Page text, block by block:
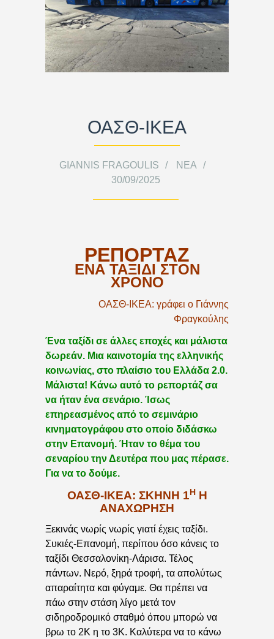
ΟΑΣΘ-ΙΚΕΑ
GIANNIS FRAGOULIS
ΝΈΑ
30/09/2025
ΡΕΠΟΡΤΑΖ
ΕΝΑ ΤΑΞΙΔΙ ΣΤΟΝ
ΧΡΟΝΟ
ΟΑΣΘ-ΙΚΕΑ: γράφει ο Γιάννης
Φραγκούλης
Ένα ταξίδι σε άλλες εποχές και μάλιστα
δωρεάν. Μια καινοτομία της ελληνικής
κοινωνίας, στο πλαίσιο του Ελλάδα 2.0.
Μάλιστα! Κάνω αυτό το ρεπορτάζ σα
να ήταν ένα σενάριο. Ίσως
επηρεασμένος από το σεμινάριο
κινηματογράφου στο οποίο διδάσκω
στην Επανομή. Ήταν το θέμα του
σεναρίου την Δευτέρα που μας πέρασε.
Για να το δούμε.
ΟΑΣΘ-ΙΚΕΑ: ΣΚΗΝΉ 1ΗΗ
ΑΝΑΧΏΡΗΣΗ
Ξεκινάς νωρίς νωρίς γιατί έχεις ταξίδι.
Συκιές-Επανομή, περίπου όσο κάνεις το
ταξίδι Θεσσαλονίκη-Λάρισα. Τέλος
πάντων. Νερό, ξηρά τροφή, τα απολύτως
απαραίτητα και φύγαμε. Θα πρέπει να
πάω στην στάση λίγο μετά τον
σιδηροδρομικό σταθμό όπου μπορώ να
βρω το 2Κ η το 3Κ. Καλύτερα να το κάνω